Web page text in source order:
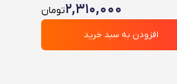
افزودن به سبد خرید
2,310,000تومان